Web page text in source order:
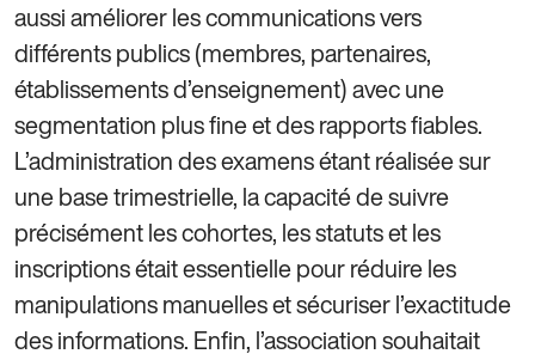
aussi améliorer les communications vers
différents publics (membres, partenaires,
établissements d’enseignement) avec une
segmentation plus fine et des rapports fiables.
L’administration des examens étant réalisée sur
une base trimestrielle, la capacité de suivre
précisément les cohortes, les statuts et les
inscriptions était essentielle pour réduire les
manipulations manuelles et sécuriser l’exactitude
des informations. Enfin, l’association souhaitait